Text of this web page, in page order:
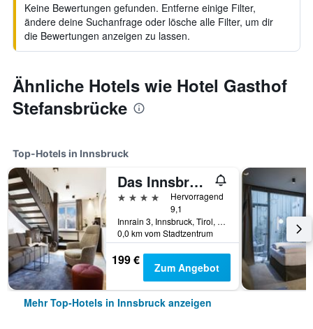
Keine Bewertungen gefunden. Entferne einige Filter,
ändere deine Suchanfrage oder lösche alle Filter, um dir
die Bewertungen anzeigen zu lassen.
Ähnliche Hotels wie Hotel Gasthof
Stefansbrücke
Top-Hotels in Innsbruck
Das Innsbruck
4 Sterne
Hervorragend
9,1
Innrain 3, Innsbruck, Tirol, Österreich
0,0 km vom Stadtzentrum
199 € Zum Angebot
Mehr Top-Hotels in Innsbruck anzeigen